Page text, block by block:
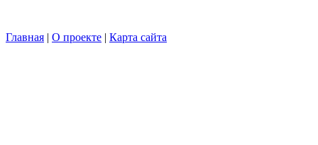
Главная | О проекте | Карта сайта